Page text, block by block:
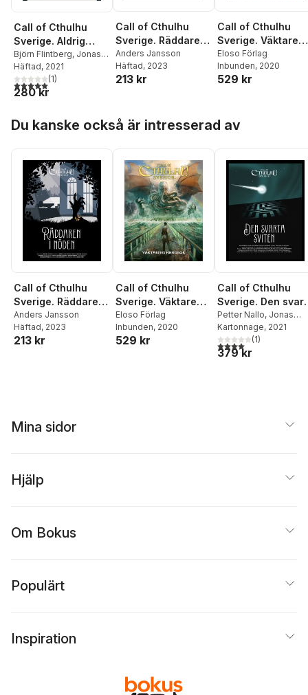
Call of Cthulhu
Sverige. Aldrig
mera frid
Björn Flintberg, Jonas
Larsson Olanders
Samuel Lowejko
Alexander Fahlander
Häftad, 2021
5,0utav 5 stjärnor. Totalt antal röster:
(1)
280 kr
Call of Cthulhu
Sverige. Räddaren i
Nöden
Anders Jansson
Häftad, 2023
213 kr
Call of Cthulhu
Sverige.
handbok
Eloso Förlag
Inbunden, 2020
529 kr
Du kanske också är intresserad av
Call of Cthulhu
Sverige. Räddaren i
Nöden
Anders Jansson
Häftad, 2023
213 kr
Call of Cthulhu
Sverige. Väktarens
handbok
Eloso Förlag
Inbunden, 2020
529 kr
Call of Cthulhu
Sverige. Den
sviten
Petter Nallo, Jonas
Larsson Olanders
Morrison,John
Coleman
Kartonnage, 2021
4,0utav 5 stjärnor.
(1)
379 kr
Mina sidor
Hjälp
Om Bokus
Populärt
Inspiration